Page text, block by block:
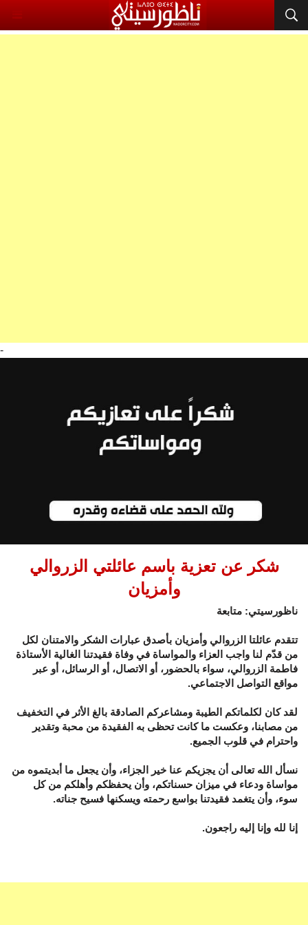
-
شكر عن تعزية باسم عائلتي الزروالي
وأمزيان
ناظورسيتي: متابعة
تتقدم عائلتا الزروالي وأمزيان بأصدق عبارات الشكر والامتنان لكل
من قدّم لنا واجب العزاء والمواساة في وفاة فقيدتنا الغالية الأستاذة
فاطمة الزروالي، سواء بالحضور، أو الاتصال، أو الرسائل، أو عبر
مواقع التواصل الاجتماعي.
لقد كان لكلماتكم الطيبة ومشاعركم الصادقة بالغ الأثر في التخفيف
من مصابنا، وعكست ما كانت تحظى به الفقيدة من محبة وتقدير
واحترام في قلوب الجميع.
نسأل الله تعالى أن يجزيكم عنا خير الجزاء، وأن يجعل ما أبديتموه من
مواساة ودعاء في ميزان حسناتكم، وأن يحفظكم وأهلكم من كل
سوء، وأن يتغمد فقيدتنا بواسع رحمته ويسكنها فسيح جناته.
إنا لله وإنا إليه راجعون.